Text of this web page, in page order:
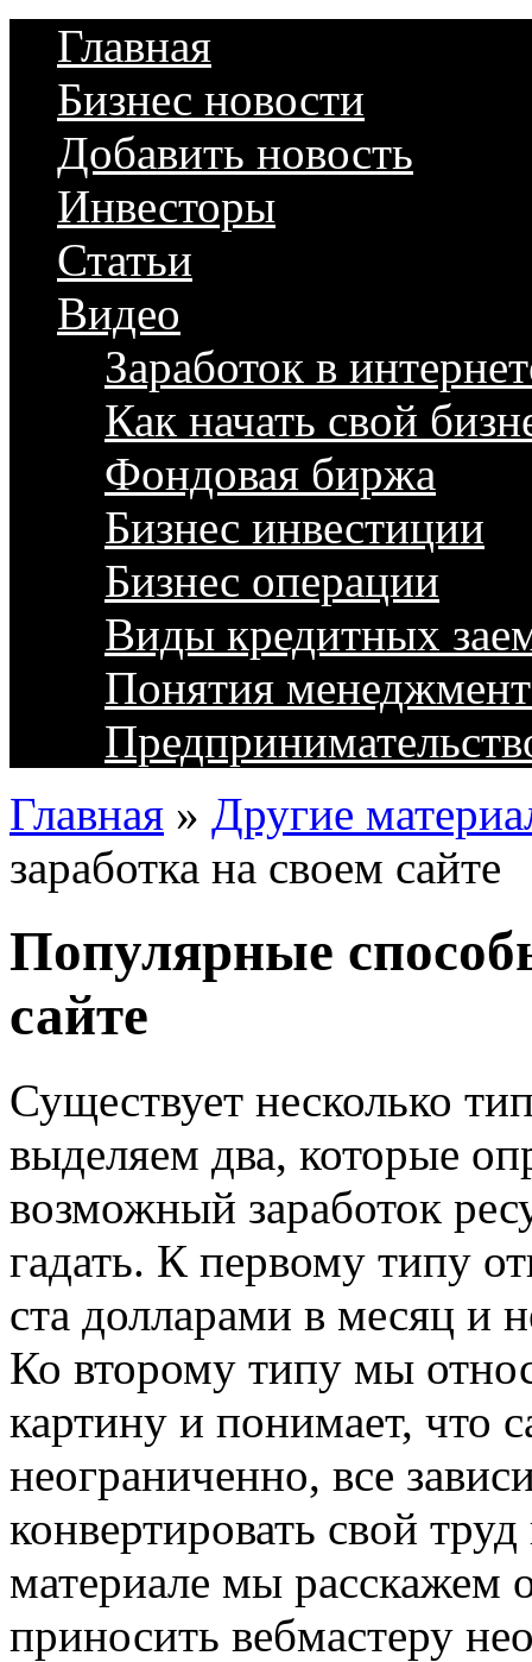
Главная
Бизнес новости
Добавить новость
Инвесторы
Статьи
Видео
Заработок в
Как начать свой
Фондовая биржа
Бизнес инвестиции
Бизнес операции
Виды кредитных
Понятия
Главная » Другие
заработка на своем сайте
Популярные
сайте
Существует несколько
выделяем два, которые
возможный заработок
гадать. К первому типу
ста долларами в месяц и
Ко второму типу мы
картину и понимает, что
неограниченно, все
конвертировать свой
материале мы расскажем
приносить вебмастеру